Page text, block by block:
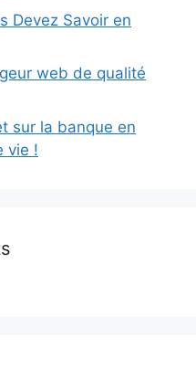
Devez Savoir en
web de qualité
sur la banque en
vie !